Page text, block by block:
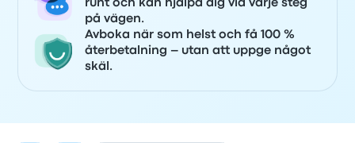
runt och kan hjälpa dig vid varje steg
på vägen.
Avboka när som helst och få 100 %
återbetalning – utan att uppge något
skäl.